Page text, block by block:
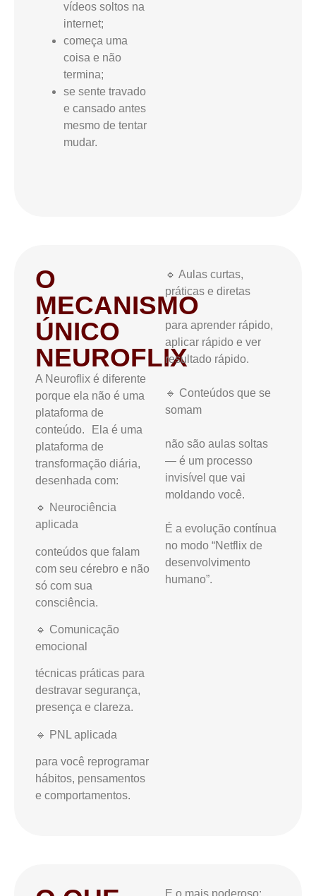
vídeos soltos na
internet;
começa uma
coisa e não
termina;
se sente travado
e cansado antes
mesmo de tentar
mudar.
O
MECANISMO
ÚNICO
NEUROFLIX
A Neuroflix é diferente
porque ela não é uma
plataforma de
conteúdo. Ela é uma
plataforma de
transformação diária,
desenhada com:
🔹 Neurociência
aplicada
conteúdos que falam
com seu cérebro e não
só com sua
consciência.
🔹 Comunicação
emocional
técnicas práticas para
destravar segurança,
presença e clareza.
🔹 PNL aplicada
para você reprogramar
hábitos, pensamentos
e comportamentos.
🔹 Aulas curtas,
práticas e diretas
para aprender rápido,
aplicar rápido e ver
resultado rápido.
🔹 Conteúdos que se
somam
não são aulas soltas
— é um processo
invisível que vai
moldando você.
É a evolução contínua
no modo “Netflix de
desenvolvimento
humano”.
E o mais poderoso: